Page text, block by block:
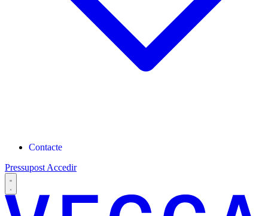
Contacte
PressupostAccedir